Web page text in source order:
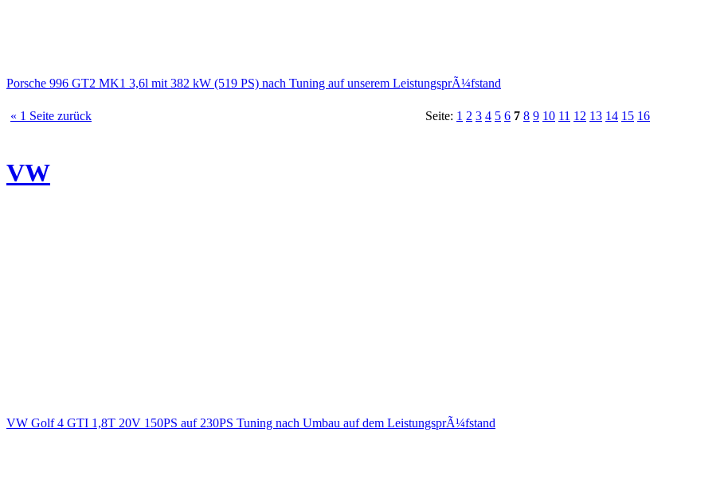
Porsche 996 GT2 MK1 3,6l mit 382 kW (519 PS) nach Tuning auf unserem LeistungsprÃ¼fstand
« 1 Seite zurück Seite: 1 2 3 4 5 6 7 8 9 10 11 12 13 14 15 16
VW
VW Golf 4 GTI 1,8T 20V 150PS auf 230PS Tuning nach Umbau auf dem LeistungsprÃ¼fstand